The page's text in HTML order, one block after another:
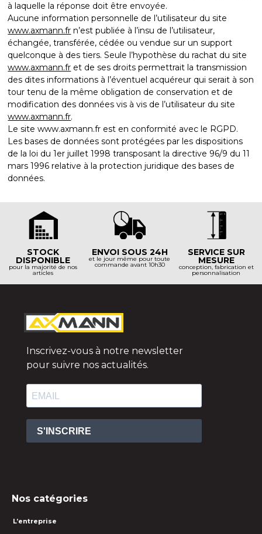
à laquelle la réponse doit être envoyée.
Aucune information personnelle de l’utilisateur du site
www.axmann.fr n’est publiée à l’insu de l’utilisateur,
échangée, transférée, cédée ou vendue sur un support
quelconque à des tiers. Seule l’hypothèse du rachat du site
www.axmann.fr et de ses droits permettrait la transmission
des dites informations à l’éventuel acquéreur qui serait à son
tour tenu de la même obligation de conservation et de
modification des données vis à vis de l’utilisateur du site
www.axmann.fr.
Le site www.axmann.fr est en conformité avec le RGPD.
Les bases de données sont protégées par les dispositions
de la loi du 1er juillet 1998 transposant la directive 96/9 du 11
mars 1996 relative à la protection juridique des bases de
données.
STOCK
DISPONIBLE
pour la majorité de nos
articles
ENVOI SOUS 24H
et le jour même pour toute
commande avant 10h30
SERVICE SUR
MESURE
conception, fabrication et
personnalisation
Inscrivez-vous à notre newsletter
pour suivre nos actualités.
S'INSCRIRE
Nos catégories
L’entreprise